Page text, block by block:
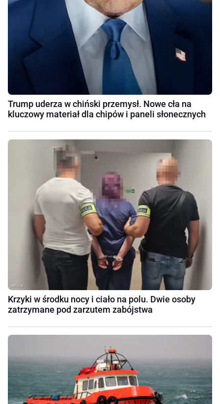
Trump uderza w chiński przemysł. Nowe cła na
kluczowy materiał dla chipów i paneli słonecznych
Krzyki w środku nocy i ciało na polu. Dwie osoby
zatrzymane pod zarzutem zabójstwa